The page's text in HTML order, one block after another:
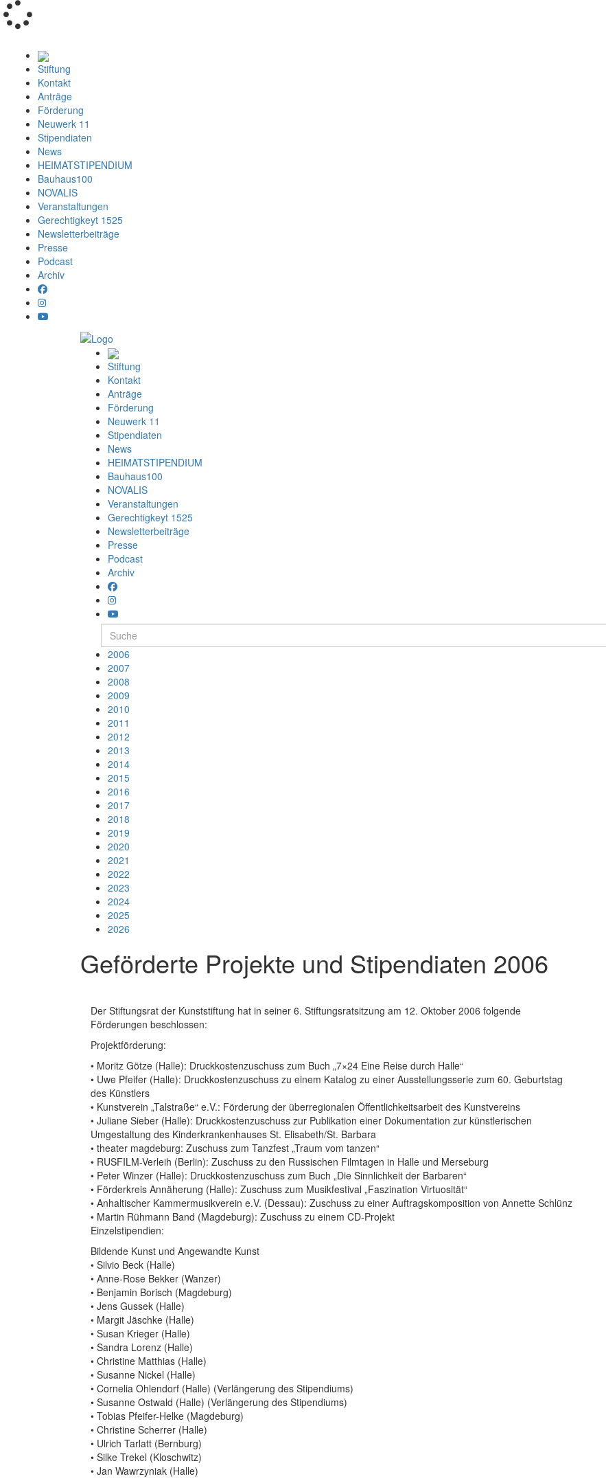
Stiftung
Kontakt
Anträge
Förderung
Neuwerk 11
Stipendiaten
News
HEIMATSTIPENDIUM
Bauhaus100
NOVALIS
Veranstaltungen
Gerechtigkeyt 1525
Newsletterbeiträge
Presse
Podcast
Archiv
Stiftung
Kontakt
Anträge
Förderung
Neuwerk 11
Stipendiaten
News
HEIMATSTIPENDIUM
Bauhaus100
NOVALIS
Veranstaltungen
Gerechtigkeyt 1525
Newsletterbeiträge
Presse
Podcast
Archiv
2006
2007
2008
2009
2010
2011
2012
2013
2014
2015
2016
2017
2018
2019
2020
2021
2022
2023
2024
2025
2026
Geförderte Projekte und Stipendiaten 2006
Der Stiftungsrat der Kunststiftung hat in seiner 6. Stiftungsratsitzung am 12. Oktober 2006 folgende
Förderungen beschlossen:
Projektförderung:
• Moritz Götze (Halle): Druckkostenzuschuss zum Buch „7×24 Eine Reise durch Halle“
• Uwe Pfeifer (Halle): Druckkostenzuschuss zu einem Katalog zu einer Ausstellungsserie zum 60. Geburtstag
des Künstlers
• Kunstverein „Talstraße“ e.V.: Förderung der überregionalen Öffentlichkeitsarbeit des Kunstvereins
• Juliane Sieber (Halle): Druckkostenzuschuss zur Publikation einer Dokumentation zur künstlerischen
Umgestaltung des Kinderkrankenhauses St. Elisabeth/St. Barbara
• theater magdeburg: Zuschuss zum Tanzfest „Traum vom tanzen“
• RUSFILM-Verleih (Berlin): Zuschuss zu den Russischen Filmtagen in Halle und Merseburg
• Peter Winzer (Halle): Druckkostenzuschuss zum Buch „Die Sinnlichkeit der Barbaren“
• Förderkreis Annäherung (Halle): Zuschuss zum Musikfestival „Faszination Virtuosität“
• Anhaltischer Kammermusikverein e.V. (Dessau): Zuschuss zu einer Auftragskomposition von Annette Schlünz
• Martin Rühmann Band (Magdeburg): Zuschuss zu einem CD-Projekt
Einzelstipendien:
Bildende Kunst und Angewandte Kunst
• Silvio Beck (Halle)
• Anne-Rose Bekker (Wanzer)
• Benjamin Borisch (Magdeburg)
• Jens Gussek (Halle)
• Margit Jäschke (Halle)
• Susan Krieger (Halle)
• Sandra Lorenz (Halle)
• Christine Matthias (Halle)
• Susanne Nickel (Halle)
• Cornelia Ohlendorf (Halle) (Verlängerung des Stipendiums)
• Susanne Ostwald (Halle) (Verlängerung des Stipendiums)
• Tobias Pfeifer-Helke (Magdeburg)
• Christine Scherrer (Halle)
• Ulrich Tarlatt (Bernburg)
• Silke Trekel (Kloschwitz)
• Jan Wawrzyniak (Halle)